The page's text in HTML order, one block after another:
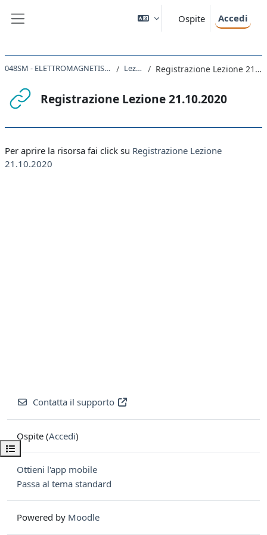
Ospite Accedi
Apri indice del corso
048SM - ELETTROMAGNETISMO 2020 Lezioni Registrazione Lezione 21.10.2020
Registrazione Lezione 21.10.2020
Per aprire la risorsa fai click su Registrazione Lezione
21.10.2020
Contatta il supporto
Ospite (Accedi)
Ottieni l'app mobile
Passa al tema standard
Powered by Moodle